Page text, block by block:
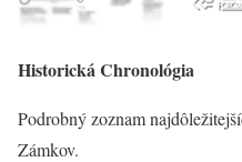
Historická Chronológia
Podrobný zoznam
Zámkov.